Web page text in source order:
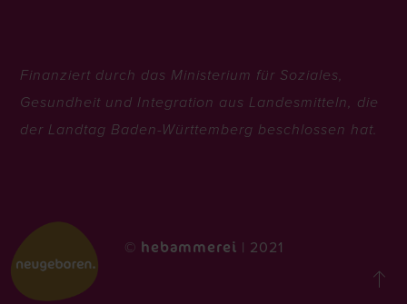
Finanziert durch das Ministerium für Soziales,
Gesundheit und Integration aus Landesmitteln, die
der Landtag Baden-Württemberg beschlossen hat.
© hebammerei | 2021